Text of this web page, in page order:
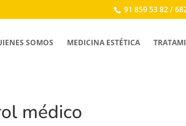
91 859 53 82 /
SOMOS MEDICINA ESTÉTICA
médico